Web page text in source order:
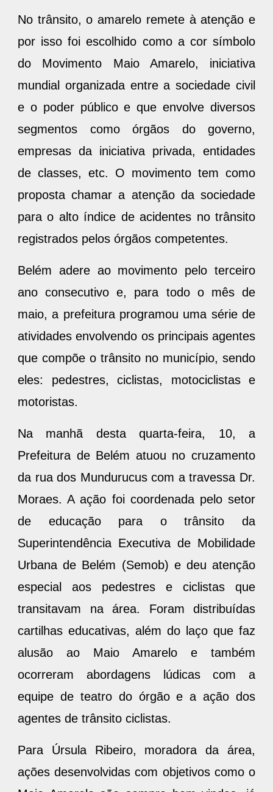
por isso foi escolhido como a cor símbolo
do Movimento Maio Amarelo, iniciativa
mundial organizada entre a sociedade civil
e o poder público e que envolve diversos
segmentos como órgãos do governo,
empresas da iniciativa privada, entidades
de classes, etc. O movimento tem como
proposta chamar a atenção da sociedade
para o alto índice de acidentes no trânsito
registrados pelos órgãos competentes.
Belém adere ao movimento pelo terceiro
ano consecutivo e, para todo o mês de
maio, a prefeitura programou uma série de
atividades envolvendo os principais agentes
que compõe o trânsito no município, sendo
eles: pedestres, ciclistas, motociclistas e
motoristas.
Na manhã desta quarta-feira, 10, a
Prefeitura de Belém atuou no cruzamento
da rua dos Mundurucus com a travessa Dr.
Moraes. A ação foi coordenada pelo setor
de educação para o trânsito da
Superintendência Executiva de Mobilidade
Urbana de Belém (Semob) e deu atenção
especial aos pedestres e ciclistas que
transitavam na área. Foram distribuídas
cartilhas educativas, além do laço que faz
alusão ao Maio Amarelo e também
ocorreram abordagens lúdicas com a
equipe de teatro do órgão e a ação dos
agentes de trânsito ciclistas.
Para Úrsula Ribeiro, moradora da área,
ações desenvolvidas com objetivos como o
Maio Amarelo são sempre bem vindas, já
que, na opinião dela, existem muitos